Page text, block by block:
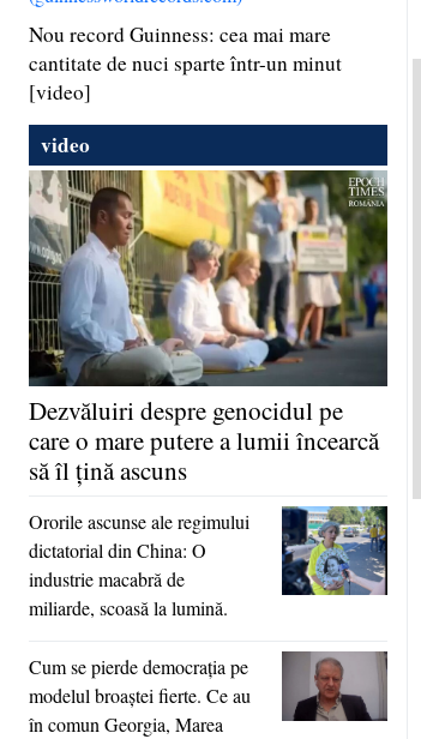
Nou record Guinness: cea mai mare
cantitate de nuci sparte într-un minut
[video]
video
Dezvăluiri despre genocidul pe
care o mare putere a lumii încearcă
să îl ţină ascuns
Ororile ascunse ale regimului
dictatorial din China: O
industrie macabră de
miliarde, scoasă la lumină.
Cum se pierde democraţia pe
modelul broaştei fierte. Ce au
în comun Georgia, Marea